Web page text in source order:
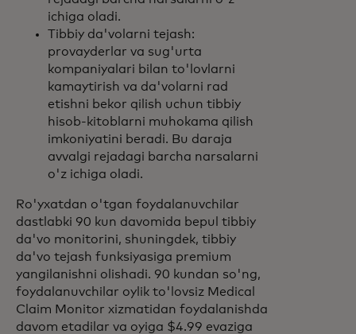
ichiga oladi.
Tibbiy da'volarni tejash:
provayderlar va sug'urta
kompaniyalari bilan to'lovlarni
kamaytirish va da'volarni rad
etishni bekor qilish uchun tibbiy
hisob-kitoblarni muhokama qilish
imkoniyatini beradi. Bu daraja
avvalgi rejadagi barcha narsalarni
o'z ichiga oladi.
Ro'yxatdan o'tgan foydalanuvchilar
dastlabki 90 kun davomida bepul tibbiy
da'vo monitorini, shuningdek, tibbiy
da'vo tejash funksiyasiga premium
yangilanishni olishadi. 90 kundan so'ng,
foydalanuvchilar oylik to'lovsiz Medical
Claim Monitor xizmatidan foydalanishda
davom etadilar va oyiga $4.99 evaziga